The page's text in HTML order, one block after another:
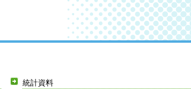
統計資料